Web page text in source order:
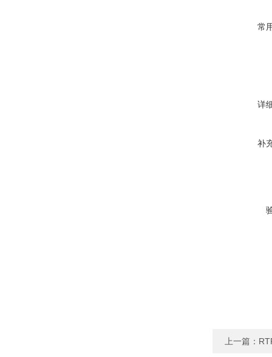
常
详
补
上一篇：